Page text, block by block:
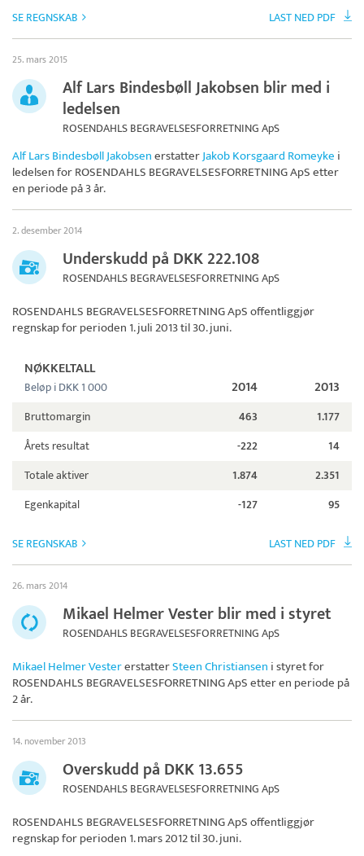
SE REGNSKAB LAST NED PDF
25. mars 2015
Alf Lars Bindesbøll Jakobsen blir med i
ledelsen
ROSENDAHLS BEGRAVELSESFORRETNING ApS
Alf Lars Bindesbøll JakobsenerstatterJakob Korsgaard Romeyke i
ledelsen forROSENDAHLS BEGRAVELSESFORRETNING ApSetter
en periode på 3 år.
2. desember 2014
Underskudd på DKK 222.108
ROSENDAHLS BEGRAVELSESFORRETNING ApS
ROSENDAHLS BEGRAVELSESFORRETNING ApSoffentliggjør
regnskap for perioden 1. juli 2013 til 30. juni.
NØKKELTALL
Beløp i DKK 1 000 2014 2013
Bruttomargin 463
1.177
Årets resultat
-222
14
Totale aktiver
1.874
2.351
Egenkapital
-127 95
SE REGNSKAB LAST NED PDF
26. mars 2014
Mikael Helmer Vester blir med i styret
ROSENDAHLS BEGRAVELSESFORRETNING ApS
Mikael Helmer VestererstatterSteen Christiansen i styret for
ROSENDAHLS BEGRAVELSESFORRETNING ApSetter en periode på
2 år.
14. november 2013
Overskudd på DKK 13.655
ROSENDAHLS BEGRAVELSESFORRETNING ApS
ROSENDAHLS BEGRAVELSESFORRETNING ApSoffentliggjør
regnskap for perioden 1. mars 2012 til 30. juni.